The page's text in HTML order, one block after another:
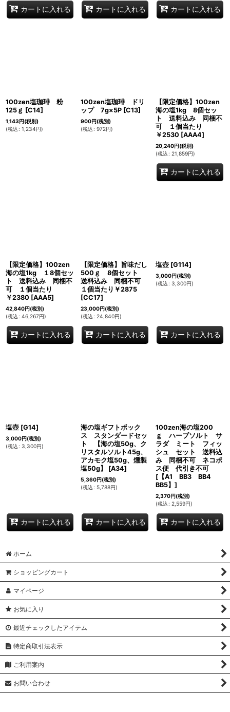
カートに入れる カートに入れる カートに入れる
100zen塩珈琲 粉
125ｇ [C14]
1,143円(税別)
(税込: 1,234円)
100zen塩珈琲 ドリ
ップ 7g×5P [C13]
900円(税別)
(税込: 972円)
【限定価格】100zen
海の塩1kg 8個セッ
ト 送料込み 同梱不
可 １個当たり
￥2530 [AAA4]
20,240円(税別)
(税込: 21,859円)
カートに入れる
【限定価格】100zen
海の塩1kg １8個セッ
ト 送料込み 同梱不
可 １個当たり
￥2380 [AAA5]
42,840円(税別)
(税込: 46,267円)
カートに入れる
【限定価格】旨味だし
500ｇ 8個セット
送料込み 同梱不可
１個当たり￥2875
[CC17]
23,000円(税別)
(税込: 24,840円)
カートに入れる
塩壺 [G114]
3,000円(税別)
(税込: 3,300円)
カートに入れる
塩壺 [G14]
3,000円(税別)
(税込: 3,300円)
カートに入れる
海の塩ギフトボック
ス スタンダードセッ
ト 【海の塩50g、ク
リスタルソルト45g、
アカモク塩50g、燻製
塩50g】
[A34]
5,360円(税別)
(税込: 5,788円)
カートに入れる
100zen海の塩200
ｇ ハーブソルト サ
ラダ ミート フィッ
シュ セット 送料込
み 同梱不可 ネコポ
ス便 代引き不可
[【A1 BB3 BB4
BB5】 ]
2,370円(税別)
(税込: 2,559円)
カートに入れる
ホーム
ショッピングカート
マイページ
お気に入り
最近チェックしたアイテム
特定商取引法表示
ご利用案内
お問い合わせ